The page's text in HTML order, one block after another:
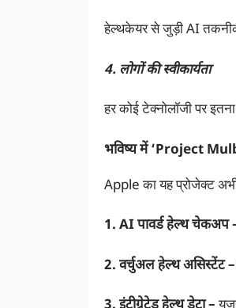
हेल्थकेयर से जुड़ी AI
4. लोगों की स्वीकार्यता
हर कोई टेक्नोलॉजी पर
भविष्य में ‘Project
Apple का यह प्रोजेक्ट
1. AI पावर्ड हेल्थ चेकअप
2. वर्चुअल हेल्थ असिस्टेंट –